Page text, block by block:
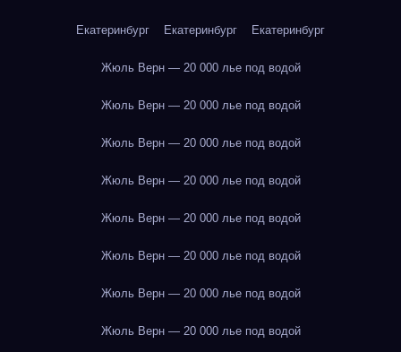
Екатеринбург Екатеринбург Екатеринбург
Жюль Верн — 20 000 лье под водой
Жюль Верн — 20 000 лье под водой
Жюль Верн — 20 000 лье под водой
Жюль Верн — 20 000 лье под водой
Жюль Верн — 20 000 лье под водой
Жюль Верн — 20 000 лье под водой
Жюль Верн — 20 000 лье под водой
Жюль Верн — 20 000 лье под водой